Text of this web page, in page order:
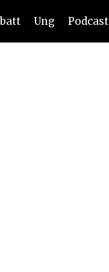
Ung Podcast